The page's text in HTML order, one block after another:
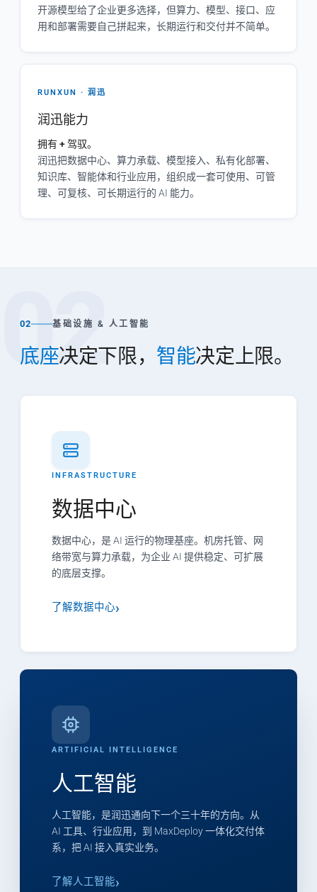
开源模型给了企业更多选择，但算力、模型、接口、应
用和部署需要自己拼起来，长期运行和交付并不简单。
RUNXUN · 润迅
润迅能力
拥有 + 驾驭。
润迅把数据中心、算力承载、模型接入、私有化部署、
知识库、智能体和行业应用，组织成一套可使用、可管
理、可复核、可长期运行的 AI 能力。
02
02 基础设施 & 人工智能
底座决定下限， 智能决定上限。
INFRASTRUCTURE
数据中心
数据中心，是 AI 运行的物理基座。机房托管、网
络带宽与算力承载，为企业 AI 提供稳定、可扩展
的底层支撑。
了解数据中心
ARTIFICIAL INTELLIGENCE
人工智能
人工智能，是润迅通向下一个三十年的方向。从
AI 工具、行业应用，到 MaxDeploy 一体化交付体
系，把 AI 接入真实业务。
了解人工智能